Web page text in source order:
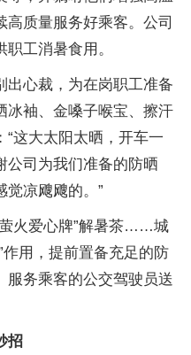
质量服务好乘客。公司
工消暑食用。
出心裁，为在岗职工准备
冰袖、金嗓子喉宝、擦汗
这大太阳太晒，开车一
公司为我们准备的防晒
觉凉飕飕的。”
火爱心牌”解暑茶……城
作用，提前置备充足的防
服务乘客的公交驾驶员送
招